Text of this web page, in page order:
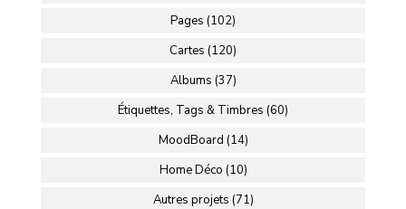
Pages (102)
Cartes (120)
Albums (37)
Étiquettes, Tags & Timbres (60)
MoodBoard (14)
Home Déco (10)
Autres projets (71)